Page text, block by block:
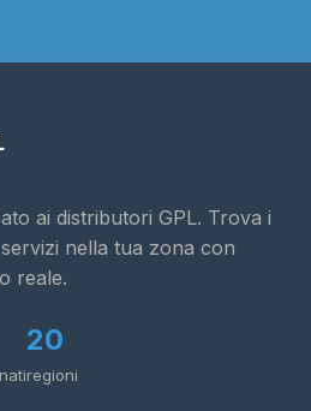
ai distributori GPL. Trova i
nella tua zona con
reale.
20
regioni